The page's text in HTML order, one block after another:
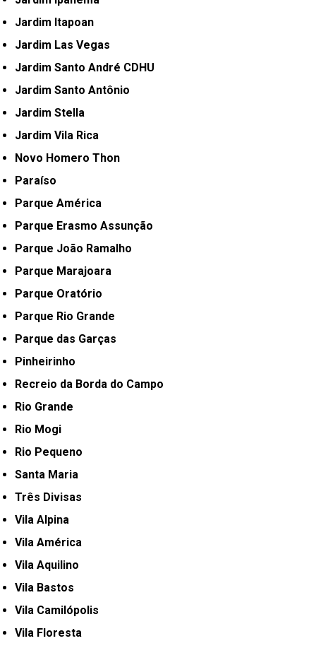
Jardim Itapoan
Jardim Las Vegas
Jardim Santo André CDHU
Jardim Santo Antônio
Jardim Stella
Jardim Vila Rica
Novo Homero Thon
Paraíso
Parque América
Parque Erasmo Assunção
Parque João Ramalho
Parque Marajoara
Parque Oratório
Parque Rio Grande
Parque das Garças
Pinheirinho
Recreio da Borda do Campo
Rio Grande
Rio Mogi
Rio Pequeno
Santa Maria
Três Divisas
Vila Alpina
Vila América
Vila Aquilino
Vila Bastos
Vila Camilópolis
Vila Floresta